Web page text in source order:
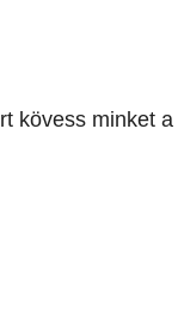
kövess minket a